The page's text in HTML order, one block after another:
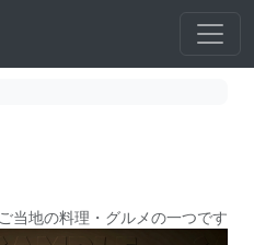
当地の料理・グルメの一つです